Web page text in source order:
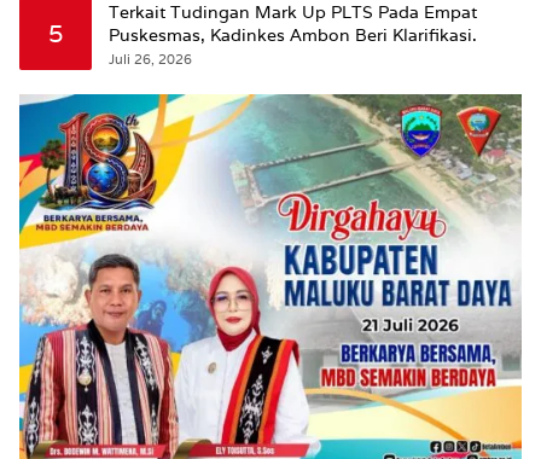
5
Terkait Tudingan Mark Up PLTS Pada Empat
Puskesmas, Kadinkes Ambon Beri Klarifikasi.
Juli 26, 2026